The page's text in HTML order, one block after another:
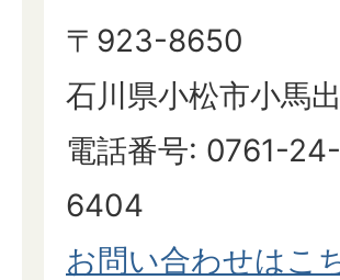
〒923-8650
石川県小松市小馬
電話番号: 0761-
6404
お問い合わせはこ